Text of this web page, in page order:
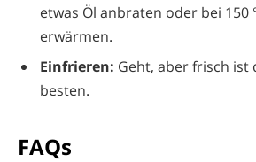
etwas Öl anbraten oder bei 150
erwärmen.
Einfrieren: Geht, aber frisch ist
besten.
FAQs